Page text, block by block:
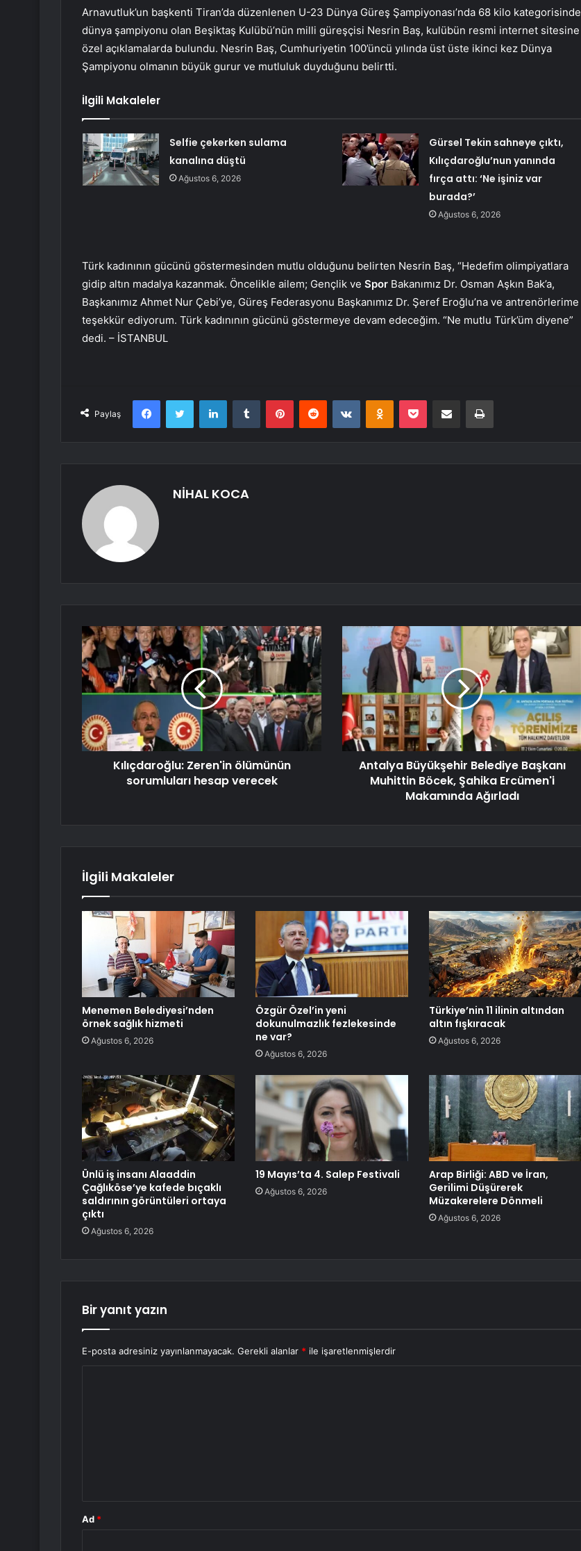
Arnavutluk’un başkenti Tiran’da düzenlenen U-23 Dünya Güreş Şampiyonası’nda 68 kilo kategorisinde
dünya şampiyonu olan Beşiktaş Kulübü’nün milli güreşçisi Nesrin Baş, kulübün resmi internet sitesine
özel açıklamalarda bulundu. Nesrin Baş, Cumhuriyetin 100’üncü yılında üst üste ikinci kez Dünya
Şampiyonu olmanın büyük gurur ve mutluluk duyduğunu belirtti.
İlgili Makaleler
Selfie çekerken sulama
kanalına düştü
Ağustos 6, 2026
Gürsel Tekin sahneye çıktı,
Kılıçdaroğlu’nun yanında
fırça attı: ‘Ne işiniz var
burada?’
Ağustos 6, 2026
Türk kadınının gücünü göstermesinden mutlu olduğunu belirten Nesrin Baş, “Hedefim olimpiyatlara
gidip altın madalya kazanmak. Öncelikle ailem; Gençlik ve Spor Bakanımız Dr. Osman Aşkın Bak’a,
Başkanımız Ahmet Nur Çebi’ye, Güreş Federasyonu Başkanımız Dr. Şeref Eroğlu’na ve antrenörlerime
teşekkür ediyorum. Türk kadınının gücünü göstermeye devam edeceğim. “Ne mutlu Türk’üm diyene”
dedi. – İSTANBUL
Paylaş
FacebookTwitter LinkedInTumblr PinterestReddit VKontakteOdnoklassniki
Pocket E-Posta ile paylaş Yazdır
NİHAL KOCA
Kılıçdaroğlu: Zeren'in ölümünün
sorumluları hesap verecek
Antalya Büyükşehir Belediye Başkanı
Muhittin Böcek, Şahika Ercümen'i
Makamında Ağırladı
İlgili Makaleler
Menemen Belediyesi’nden
örnek sağlık hizmeti
Ağustos 6, 2026
Özgür Özel’in yeni
dokunulmazlık fezlekesinde
ne var?
Ağustos 6, 2026
Türkiye’nin 11 ilinin altından
altın fışkıracak
Ağustos 6, 2026
Ünlü iş insanı Alaaddin
Çağlıköse’ye kafede bıçaklı
saldırının görüntüleri ortaya
çıktı
Ağustos 6, 2026
19 Mayıs’ta 4. Salep Festivali
Ağustos 6, 2026
Arap Birliği: ABD ve İran,
Gerilimi Düşürerek
Müzakerelere Dönmeli
Ağustos 6, 2026
Bir yanıt yazın
E-posta adresiniz yayınlanmayacak. Gerekli alanlar * ile işaretlenmişlerdir
Ad *